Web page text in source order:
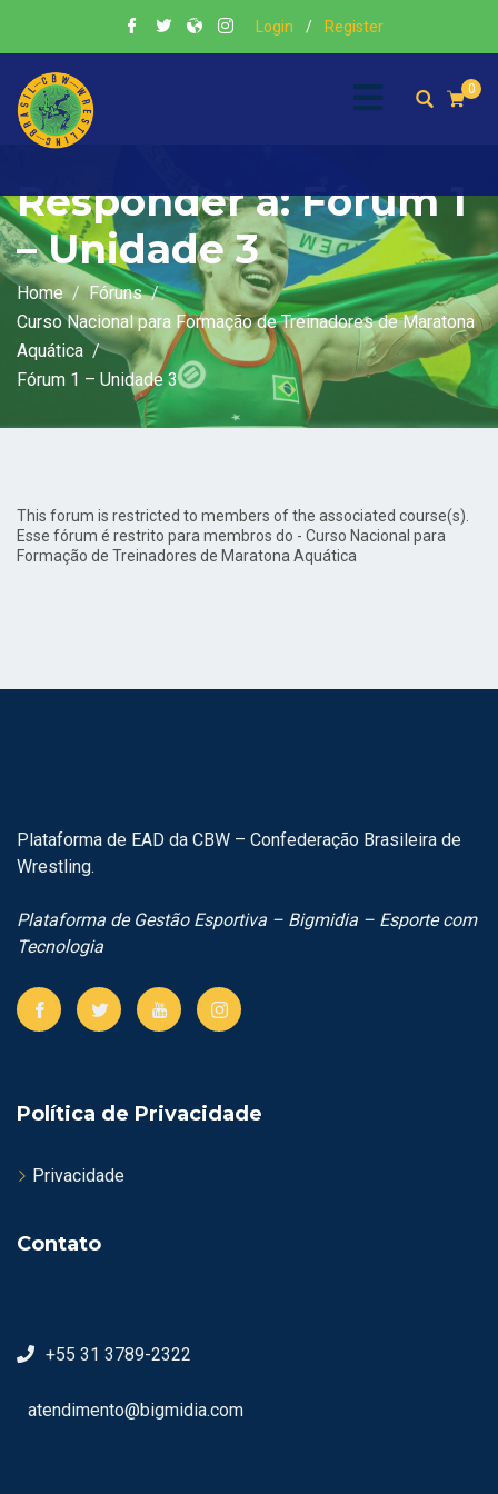
Login / Register
0
Responder a: Fórum 1
– Unidade 3
Home
Fóruns
Curso Nacional para Formação de Treinadores de Maratona
Aquática
Fórum 1 – Unidade 3
This forum is restricted to members of the associated course(s).
Esse fórum é restrito para membros do - Curso Nacional para
Formação de Treinadores de Maratona Aquática
Plataforma de EAD da CBW – Confederação Brasileira de
Wrestling.
Plataforma de Gestão Esportiva – Bigmidia – Esporte com
Tecnologia
Política de Privacidade
Privacidade
Contato
+55 31 3789-2322
atendimento@bigmidia.com